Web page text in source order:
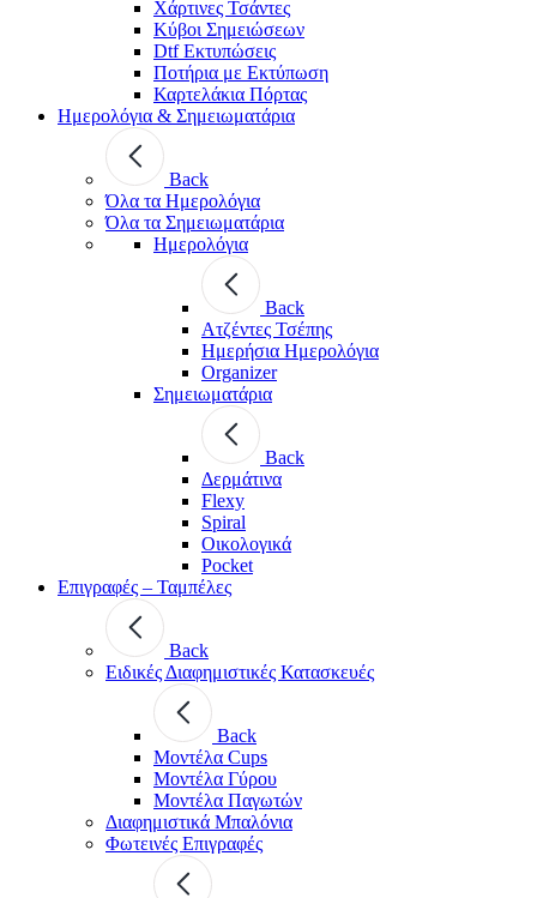
Χάρτινες Τσάντες
Κύβοι Σημειώσεων
Dtf Εκτυπώσεις
Ποτήρια με Εκτύπωση
Καρτελάκια Πόρτας
Ημερολόγια & Σημειωματάρια
Back
Όλα τα Ημερολόγια
Όλα τα Σημειωματάρια
Ημερολόγια
Back
Ατζέντες Τσέπης
Ημερήσια Ημερολόγια
Organizer
Σημειωματάρια
Back
Δερμάτινα
Flexy
Spiral
Οικολογικά
Pocket
Επιγραφές – Ταμπέλες
Back
Ειδικές Διαφημιστικές Κατασκευές
Back
Μοντέλα Cups
Μοντέλα Γύρου
Μοντέλα Παγωτών
Διαφημιστικά Μπαλόνια
Φωτεινές Επιγραφές